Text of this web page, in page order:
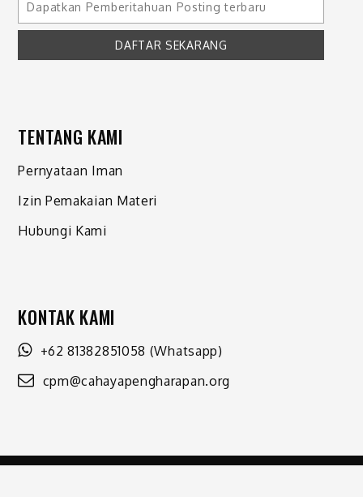
TENTANG KAMI
Pernyataan Iman
Izin Pemakaian Materi
Hubungi Kami
KONTAK KAMI
+62 81382851058 (Whatsapp)
cpm@cahayapengharapan.org